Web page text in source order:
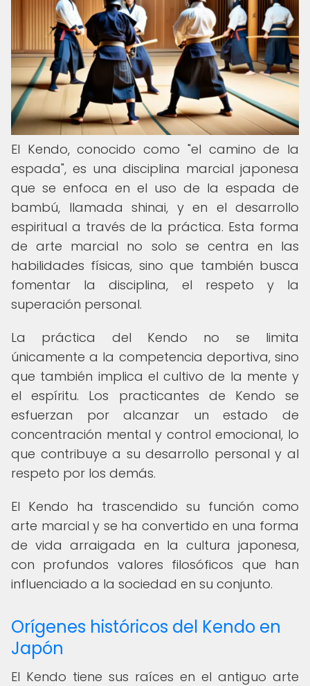
El Kendo, conocido como "el camino de la
espada", es una disciplina marcial japonesa
que se enfoca en el uso de la espada de
bambú, llamada shinai, y en el desarrollo
espiritual a través de la práctica. Esta forma
de arte marcial no solo se centra en las
habilidades físicas, sino que también busca
fomentar la disciplina, el respeto y la
superación personal.
La práctica del Kendo no se limita
únicamente a la competencia deportiva, sino
que también implica el cultivo de la mente y
el espíritu. Los practicantes de Kendo se
esfuerzan por alcanzar un estado de
concentración mental y control emocional, lo
que contribuye a su desarrollo personal y al
respeto por los demás.
El Kendo ha trascendido su función como
arte marcial y se ha convertido en una forma
de vida arraigada en la cultura japonesa,
con profundos valores filosóficos que han
influenciado a la sociedad en su conjunto.
Orígenes históricos del Kendo en
Japón
El Kendo tiene sus raíces en el antiguo arte